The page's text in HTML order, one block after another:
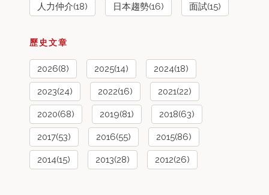
人力仲介(18) 日本趨勢(16) 面試(15)
歷史文章
2026(8) 2025(14) 2024(18)
2023(24) 2022(16) 2021(22)
2020(68) 2019(81) 2018(63)
2017(53) 2016(55) 2015(86)
2014(15) 2013(28) 2012(26)